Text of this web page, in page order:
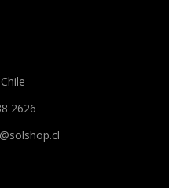
2626